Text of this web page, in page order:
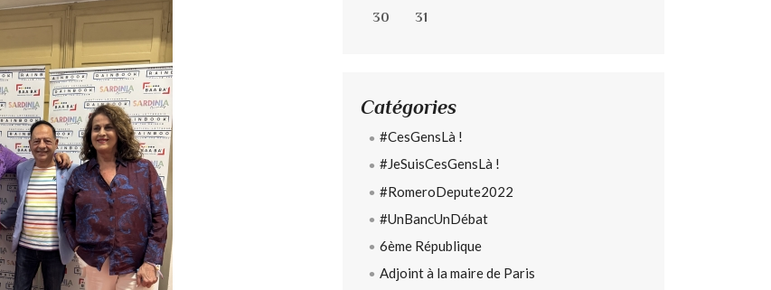
30
31
Catégories
#CesGensLà !
#JeSuisCesGensLà !
#RomeroDepute2022
#UnBancUnDébat
6ème République
Adjoint à la maire de Paris